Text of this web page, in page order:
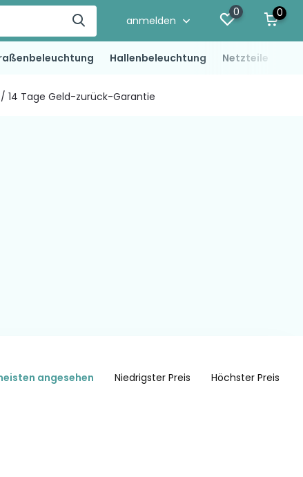
anmelden
0 0
Hallenbeleuchtung Netzteile
14 Tage Geld-zurück-Garantie
angesehen Niedrigster Preis Höchster Preis